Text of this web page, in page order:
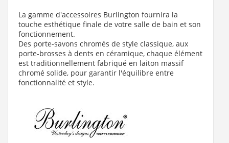
La gamme d'accessoires Burlington fournira la
touche esthétique finale de votre salle de bain et son
fonctionnement.
Des porte-savons chromés de style classique, aux
porte-brosses à dents en céramique, chaque élément
est traditionnellement fabriqué en laiton massif
chromé solide, pour garantir l'équilibre entre
fonctionnalité et style.